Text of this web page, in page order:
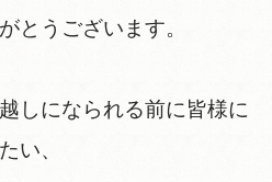
とうございます。
しになられる前に皆様に
い、